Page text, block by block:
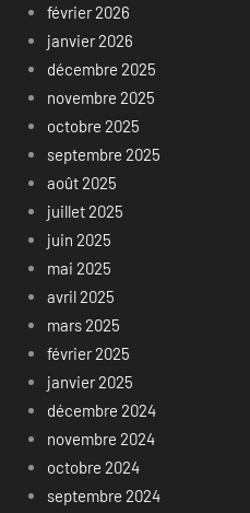
février 2026
janvier 2026
décembre 2025
novembre 2025
octobre 2025
septembre 2025
août 2025
juillet 2025
juin 2025
mai 2025
avril 2025
mars 2025
février 2025
janvier 2025
décembre 2024
novembre 2024
octobre 2024
septembre 2024